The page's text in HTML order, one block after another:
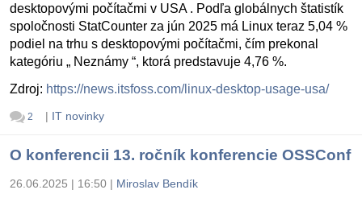
desktopovými počítačmi v USA . Podľa globálnych štatistík
spoločnosti StatCounter za jún 2025 má Linux teraz 5,04 %
podiel na trhu s desktopovými počítačmi, čím prekonal
kategóriu „ Neznámy “, ktorá predstavuje 4,76 %.
Zdroj: https://news.itsfoss.com/linux-desktop-usage-usa/
2 | IT novinky
O konferencii 13. ročník konferencie OSSConf
26.06.2025 | 16:50 | Miroslav Bendík